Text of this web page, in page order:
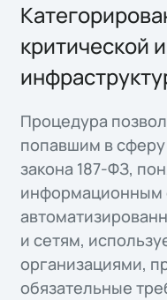
критической
Процедура
попавшим в
закона 187-ФЗ,
информационным
и сетям,
организациями,
обязательные